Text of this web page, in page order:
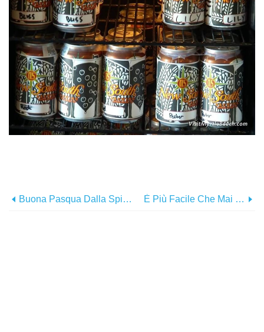
Buona Pasqua Dalla Spiaggia È Più Facile Che Mai Volare In Spiaggia